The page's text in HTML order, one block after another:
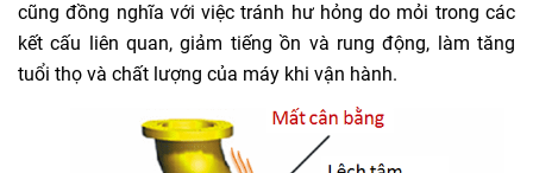
cũng đồng nghĩa với việc tránh hư hỏng do mỏi trong các
kết cấu liên quan, giảm tiếng ồn và rung động, làm tăng
tuổi thọ và chất lượng của máy khi vận hành.